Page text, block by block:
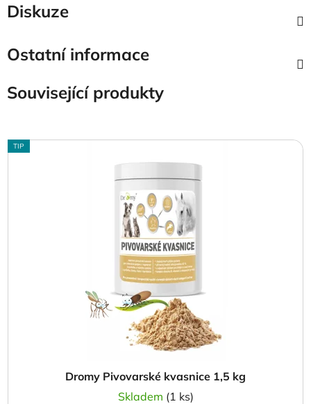
Diskuze
Ostatní informace
Související produkty
TIP
Dromy Pivovarské kvasnice 1,5 kg
Skladem (1 ks)